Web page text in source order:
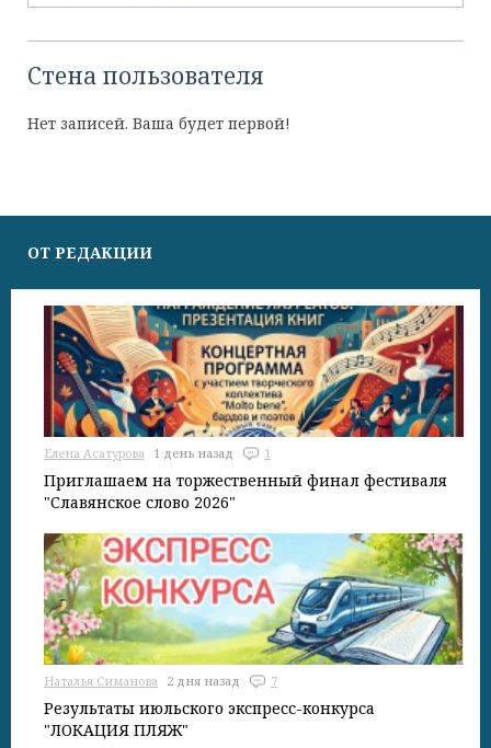
Стена пользователя
Нет записей. Ваша будет первой!
ОТ РЕДАКЦИИ
Елена Асатурова 1 день назад 1
Приглашаем на торжественный финал фестиваля
"Славянское слово 2026"
Наталья Симанова 2 дня назад 7
Результаты июльского экспресс-конкурса
"ЛОКАЦИЯ ПЛЯЖ"